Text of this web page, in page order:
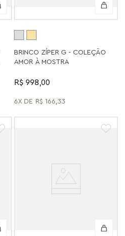
BRINCO ZÍPER G - COLEÇÃO
AMOR À MOSTRA
R$ 998,00
6 R$ 166,33